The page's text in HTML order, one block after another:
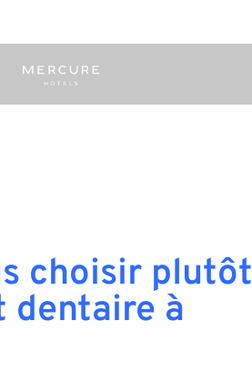
choisir plutôt
dentaire à